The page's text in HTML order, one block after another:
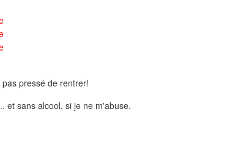
pressé de rentrer!
et sans alcool, si je ne m'abuse.